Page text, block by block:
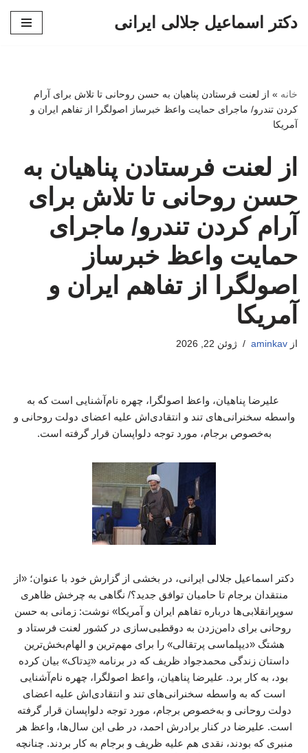
دکتر اسماعیل جلالی ایرانی
خانه » از لعنت فرستادن پناهیان به حسن روحانی تا تلاش برای آرام
کردن تندرو/ ماجرای حمایت واعظ خبرساز اصولگرا از تفاهم ایران و
آمریکا
از لعنت فرستادن پناهیان به
حسن روحانی تا تلاش برای
آرام کردن تندرو/ ماجرای
حمایت واعظ خبرساز
اصولگرا از تفاهم ایران و
آمریکا
از aminkav ژوئن 22, 2026
علیرضا پناهیان، واعظ اصولگرا، چهره نام‌آشنایی است که به
واسطه سخنرانی‌های تند و انتقادی‌اش علیه اعضای دولت روحانی و
به‌خصوص برجام، مورد توجه دلواپسان قرار گرفته است.
دکتر اسماعیل جلالی ایرانی، در بخشی از گزارش خود با عنوان؛ «از
منتقدان برجام تا حامیان توافق جدید؟/ نگاهی به چرخش ظاهری
سوپرانقلابی‌ها درباره تفاهم ایران و آمریکا» نوشت: زمانی به حسن
روحانی برای دامن‌زدن به دوقطبی‌سازی در کشور لعنت فرستاد و
هشتگ «دیپلماسی پرتقالی» را برای مهم‌ترین و الهام‌بخش‌ترین
داستان زندگی‌ محمدجواد ظریف که در برنامه «تِدتاک» بیان کرده
بود، به کار برد. علیرضا پناهیان، واعظ اصولگرا، چهره نام‌آشنایی
است که به واسطه سخنرانی‌های تند و انتقادی‌اش علیه اعضای
دولت روحانی و به‌خصوص برجام، مورد توجه دلواپسان قرار گرفته
است. علیرضا در کنار برادرش احمد، در طی این سال‌ها، واعظ هر
منبری که بودند، نقدی هم علیه ظریف و برجام به کار بردند. چنانچه